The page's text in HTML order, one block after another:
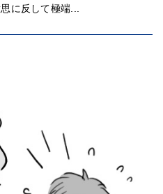
に反して極端...